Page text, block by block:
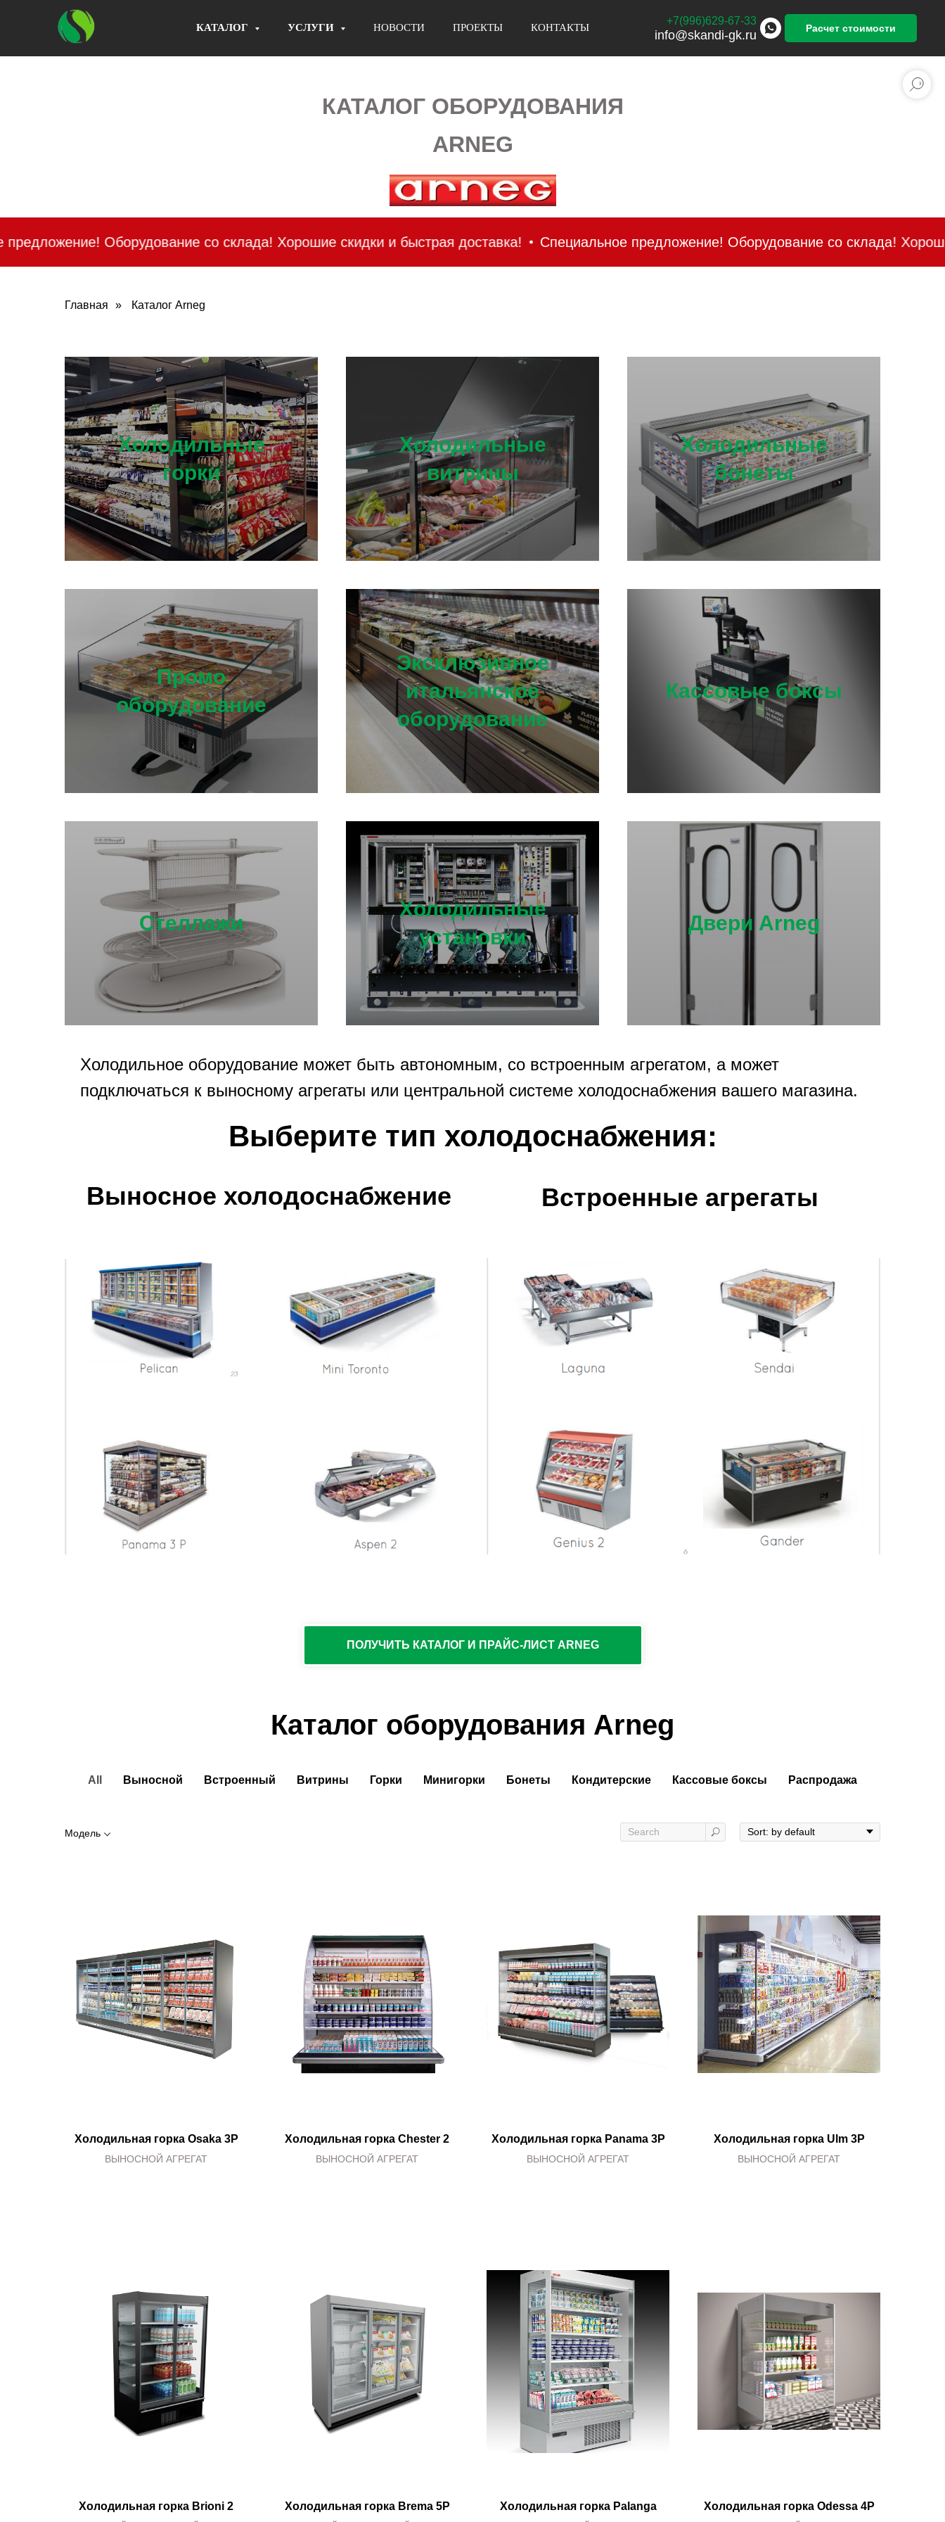
КАТАЛОГ УСЛУГИ НОВОСТИ ПРОЕКТЫ КОНТАКТЫ
+7(996)629-67-33
info@skandi-gk.ru
Расчет стоимости
ARNEG
КАТАЛОГ ОБОРУДОВАНИЯ
со склада! Хорошие скидки и быстрая доставка! Специальное предложение! Оборудование со склада! Хорошие скидки и
Главная » Каталог Аrneg
Холодильные
горки
Холодильные
витрины
Холодильные
бонеты
Промо
оборудование
Эксклюзивное
итальянское
оборудование
Кассовые боксы
Стеллажи
Холодильные
установки
Двери Arneg
Выносное холодоснабжение Встроенные агрегаты
Выберите тип холодоснабжения:
Холодильное оборудование может быть автономным, со встроенным агрегатом, а может
подключаться к выносному агрегаты или центральной системе холодоснабжения вашего магазина.
ПОЛУЧИТЬ КАТАЛОГ И ПРАЙС-ЛИСТ ARNEG
Каталог оборудования Arneg
All Выносной Встроенный Витрины Горки Минигорки Бонеты Кондитерские Кассовые боксы Распродажа
Модель
Холодильная горка Osaka 3P
ВЫНОСНОЙ АГРЕГАТ
Холодильная горка Chester 2
ВЫНОСНОЙ АГРЕГАТ
Холодильная горка Panama 3P
ВЫНОСНОЙ АГРЕГАТ
Холодильная горка Ulm 3P
ВЫНОСНОЙ АГРЕГАТ
Холодильная горка Brioni 2 Холодильная горка Brema 5P Холодильная горка Palanga Холодильная горка Odessa 4P